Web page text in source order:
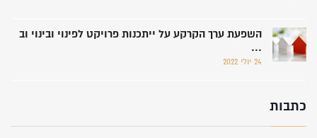
השפעת ערך הקרקע על ייתכנות פרויקט לפינוי ובינוי וב
...
24 יולי 2022
כתבות